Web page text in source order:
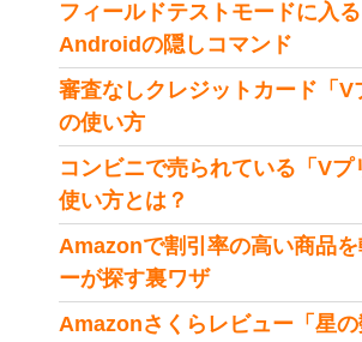
フィールドテストモードに入る
Androidの隠しコマンド
審査なしクレジットカード「V
の使い方
コンビニで売られている「Vプ
使い方とは？
Amazonで割引率の高い商品
ーが探す裏ワザ
Amazonさくらレビュー「星